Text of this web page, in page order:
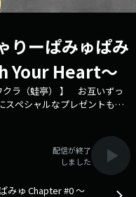
りーぱみゅぱみ
Your Heart～
クラ（蛙亭） 】 お互いずっ
ペシャルなプレゼントもあ
とをお話したり、 話を聞
いる 「きゃりーぱみゅぱみゅ
亭） 】さんをお迎えしま
ていなかった2人が遂に対
プライベート”を深掘り！ さ
配信が終了
しました
みゅ Chapter #0 ～